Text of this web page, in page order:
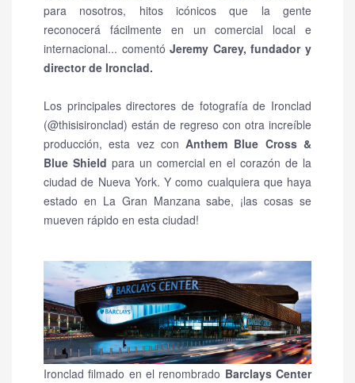
para nosotros, hitos icónicos que la gente
reconocerá fácilmente en un comercial local e
internacional... comentóJeremy Carey, fundador y
director de Ironclad.
Los principales directores de fotografía de Ironclad
(@thisisironclad) están de regreso con otra increíble
producción, esta vez conAnthem Blue Cross &
Blue Shield para un comercial en el corazón de la
ciudad de Nueva York. Y como cualquiera que haya
estado en La Gran Manzana sabe, ¡las cosas se
mueven rápido en esta ciudad!
Ironclad filmado en el renombrado Barclays Center